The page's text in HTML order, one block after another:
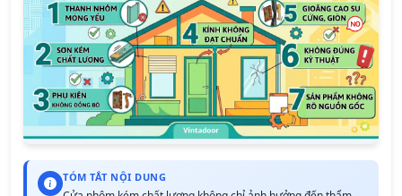
TÓM TẮT NỘI DUNG